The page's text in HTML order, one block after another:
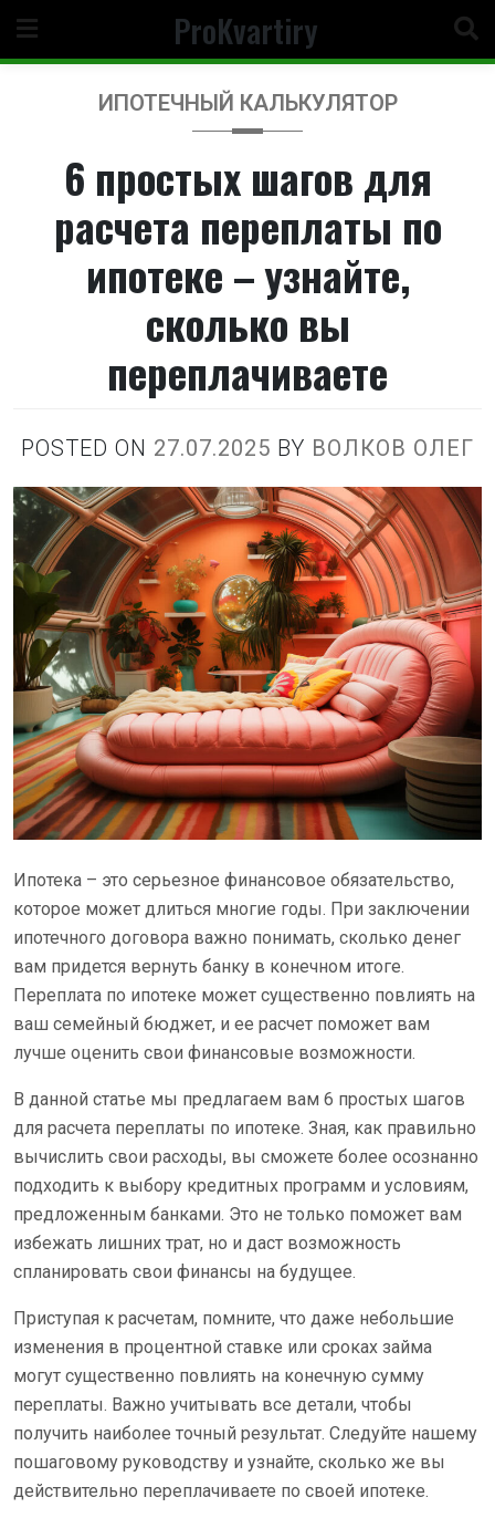
содержимому
ProKvartiry
ИПОТЕЧНЫЙ КАЛЬКУЛЯТОР
6 простых шагов для
расчета переплаты по
ипотеке – узнайте,
сколько вы
переплачиваете
POSTED ON 27.07.2025 BY ВОЛКОВ ОЛЕГ
Ипотека – это серьезное финансовое обязательство,
которое может длиться многие годы. При заключении
ипотечного договора важно понимать, сколько денег
вам придется вернуть банку в конечном итоге.
Переплата по ипотеке может существенно повлиять на
ваш семейный бюджет, и ее расчет поможет вам
лучше оценить свои финансовые возможности.
В данной статье мы предлагаем вам 6 простых шагов
для расчета переплаты по ипотеке. Зная, как правильно
вычислить свои расходы, вы сможете более осознанно
подходить к выбору кредитных программ и условиям,
предложенным банками. Это не только поможет вам
избежать лишних трат, но и даст возможность
спланировать свои финансы на будущее.
Приступая к расчетам, помните, что даже небольшие
изменения в процентной ставке или сроках займа
могут существенно повлиять на конечную сумму
переплаты. Важно учитывать все детали, чтобы
получить наиболее точный результат. Следуйте нашему
пошаговому руководству и узнайте, сколько же вы
действительно переплачиваете по своей ипотеке.